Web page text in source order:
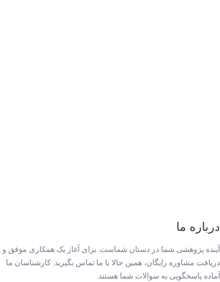
درباره ما
آینده پژوهشی شما در دستان شماست. برای آغاز یک همکاری موفق و
دریافت مشاوره رایگان، همین حالا با ما تماس بگیرید. کارشناسان ما
آماده پاسخگویی به سوالات شما هستند.